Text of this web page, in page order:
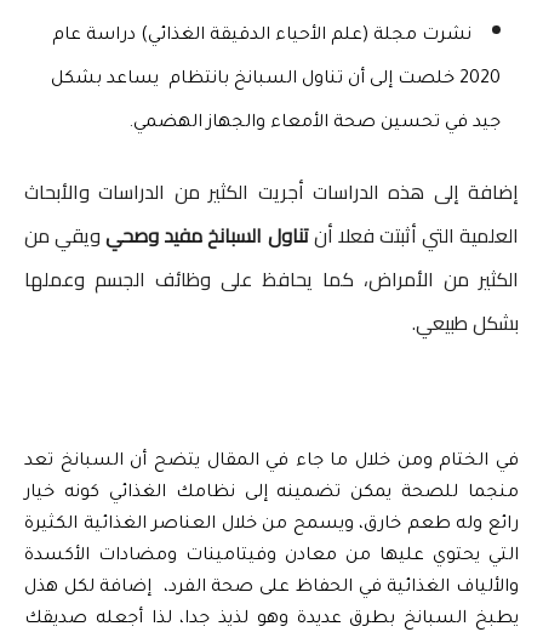
جيد في تحسين صحة الأمعاء والجهاز الهضمي.
إضافة إلى هذه الدراسات أجريت الكثير من الدراسات والأبحاث
العلمية التي أثبتت فعلا أنتناول السبانخ مفيد وصحيويقي من
الكثير من الأمراض، كما يحافظ على وظائف الجسم وعملها
بشكل طبيعي.
منجما للصحة يمكن تضمينه إلى نظامك الغذائي كونه خيار